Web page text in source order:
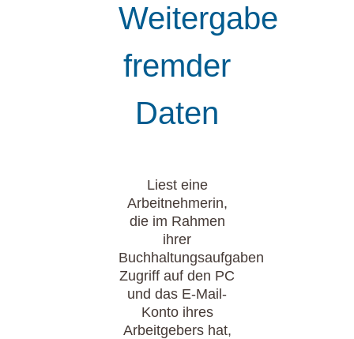
Weitergabe
fremder
Daten
Liest eine
Arbeitnehmerin,
die im Rahmen
ihrer
Buchhaltungsaufgaben
Zugriff auf den PC
und das E-Mail-
Konto ihres
Arbeitgebers hat,